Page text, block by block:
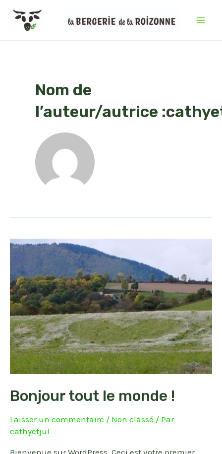
contenu
Nom de
l’auteur/autrice
Bonjour tout le monde !
Laisser un commentaire / Non classé / Par
cathyetjul